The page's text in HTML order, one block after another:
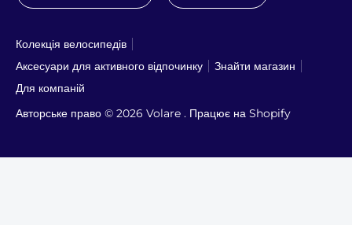
Колекція велосипедів
Аксесуари для активного відпочинку
Знайти магазин
Для компаній
Авторське право © 2026 Volare . Працює на Shopify